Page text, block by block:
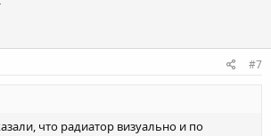
#7
что радиатор визуально и по